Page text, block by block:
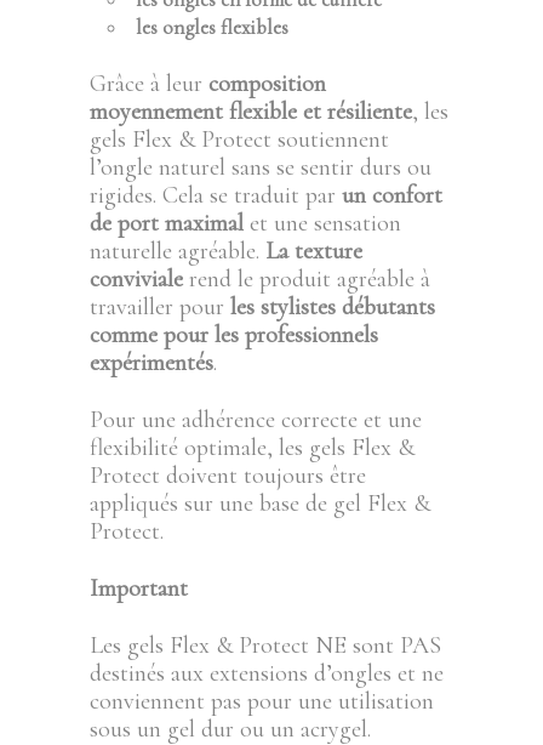
les ongles flexibles
Grâce à leur composition
moyennement flexible et résiliente, les
gels Flex & Protect soutiennent
l’ongle naturel sans se sentir durs ou
rigides. Cela se traduit par un confort
de port maximal et une sensation
naturelle agréable. La texture
conviviale rend le produit agréable à
travailler pour les stylistes débutants
comme pour les professionnels
expérimentés.
Pour une adhérence correcte et une
flexibilité optimale, les gels Flex &
Protect doivent toujours être
appliqués sur une base de gel Flex &
Protect.
Important
Les gels Flex & Protect NE sont PAS
destinés aux extensions d’ongles et ne
conviennent pas pour une utilisation
sous un gel dur ou un acrygel.